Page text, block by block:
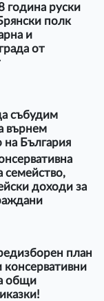
година руски
полк
и
от
събудим
върнем
на България
семейство,
доходи за
план
общи